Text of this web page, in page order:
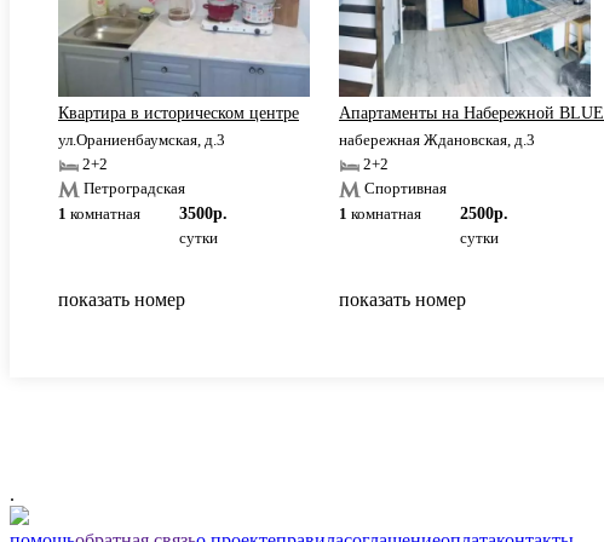
Квартира в историческом центре
ул.Ораниенбаумская, д.3
2+2
Петроградская
1 комнатная
3500р.
сутки
показать номер
Апартаменты на Набережной BLUE.
набережная Ждановская, д.3
2+2
Спортивная
1 комнатная
2500р.
сутки
показать номер
.